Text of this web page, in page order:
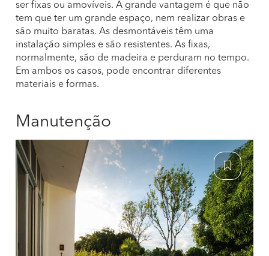
ser fixas ou amovíveis. A grande vantagem é que não
tem que ter um grande espaço, nem realizar obras e
são muito baratas. As desmontáveis têm uma
instalação simples e são resistentes. As fixas,
normalmente, são de madeira e perduram no tempo.
Em ambos os casos, pode encontrar diferentes
materiais e formas.
Manutenção